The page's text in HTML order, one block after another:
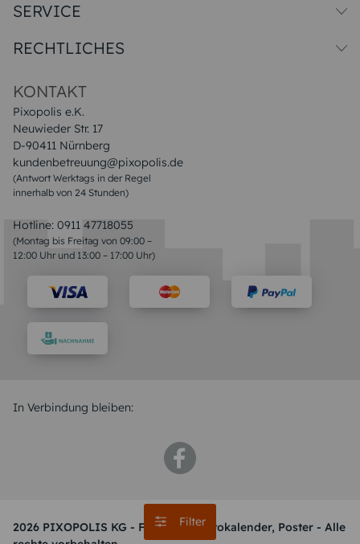
Filter
KONTAKT
Pixopolis e.K.
Neuwieder Str. 17
D-90411 Nürnberg
kundenbetreuung@pixopolis.de
(Antwort Werktags in der Regel
innerhalb von 24 Stunden)
Hotline: 0911 47718055
(Montag bis Freitag von 09:00 –
12:00 Uhr und 13:00 – 17:00 Uhr)
SERVICE
Druck & Qualitat
RECHTLICHES
Impressum & AGB
2026 PIXOPOLIS KG - Fotobuch, Fotokalender, Poster - Alle
In Verbindung bleiben: